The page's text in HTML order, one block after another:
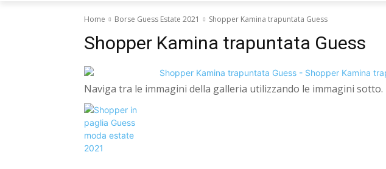
Home Borse Guess Estate 2021 Shopper Kamina trapuntata Guess
Shopper Kamina trapuntata Guess
Naviga tra le immagini della galleria utilizzando le immagini sotto.